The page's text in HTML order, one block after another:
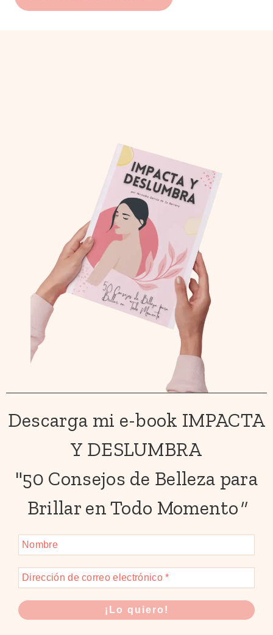
Descarga mi e-book IMPACTA
Y DESLUMBRA
"50 Consejos de Belleza para
Brillar en Todo Momento"